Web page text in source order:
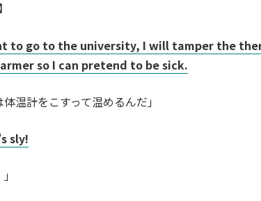
to go to the university, I will tamper the
so I can pretend to be sick.
温計をこすって温めるんだ」
sly!